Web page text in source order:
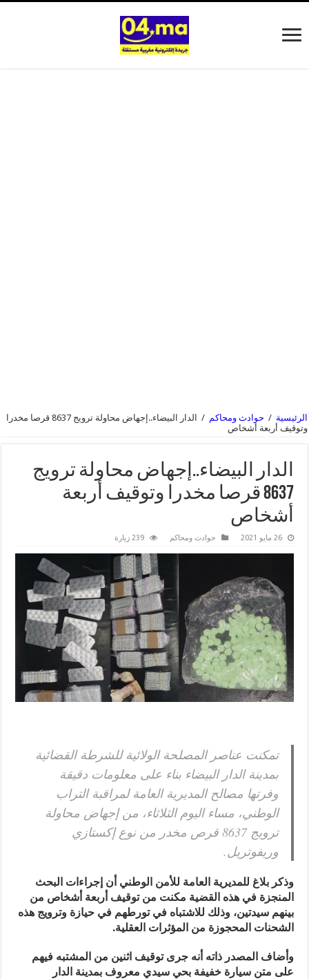
الرئيسية / حوادث ومحاكم /
الدار البيضاء..إجهاض محاولة ترويج 8637 قرصا مخدرا
وتوقيف أربعة أشخاص
الدار البيضاء..إجهاض محاولة ترويج
8637 قرصا مخدرا وتوقيف أربعة
أشخاص
26 مايو 2021 حوادث ومحاكم 239 زيارة
تمكنت عناصر المصلحة الولائية للشرطة القضائية
بمدينة الدار البيضاء بناء على معلومات دقيقة
وفرتها مصالح المديرية العامة لمراقبة التراب
الوطني، مساء اليوم الثلاثاء، من إجهاض محاولة
ترويج 8637 قرص مخدر من نوع إكستازي
وريفوتريل.
وذكر بلاغ للمديرية العامة للأمن الوطني أن إجراءات البحث
المنجزة في هذه القضية مكنت من توقيف أربعة أشخاص من
بينهم سيدتين، وذلك للاشتباه في تورطهم في حيازة وترويج هذه
الشحنات المحجوزة من المؤثرات العقلية.
وأضاف المصدر ذاته أنه جرى توقيف اثنين من المشتبه فيهم
على متن سيارة خفيفة بحي سيدي معروف بمدينة الدار